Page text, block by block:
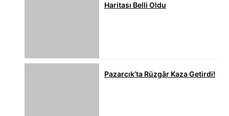
Haritası Belli Oldu
Pazarcık’ta Rüzgâr Kaza Getirdi!